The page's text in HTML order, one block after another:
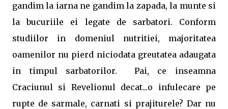
gandim la iarna ne gandim la zapada, la munte si
la bucuriile ei legate de sarbatori. Conform
studiilor in domeniul nutritiei, majoritatea
oamenilor nu pierd niciodata greutatea adaugata
in timpul sarbatorilor. Pai, ce inseamna
Craciunul si Revelionul decat...o infulecare pe
rupte de sarmale, carnati si prajiturele? Dar nu